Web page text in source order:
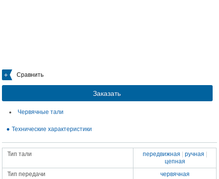
Сравнить
Заказать
Червячные тали
Технические характеристики
Тип тали передвижная ручная
цепная
Тип передачи
червячная